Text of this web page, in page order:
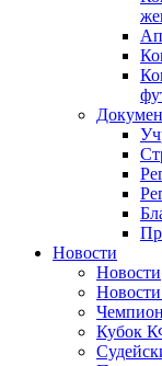
Новости
Новости
Кубок